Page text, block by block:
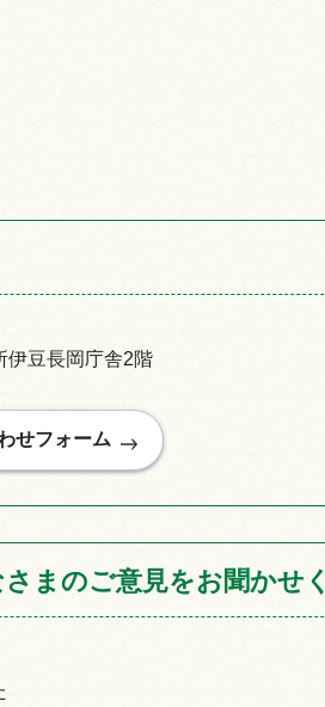
豆長岡庁舎2階
まのご意見をお聞かせ